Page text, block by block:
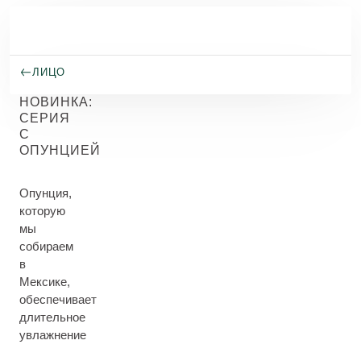
ЛИЦО
НОВИНКА:
СЕРИЯ
С
ОПУНЦИЕЙ
Опунция,
которую
мы
собираем
в
Мексике,
обеспечивает
длительное
увлажнение